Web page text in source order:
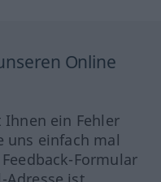
Online
ein Fehler
uns einfach mal
Formular